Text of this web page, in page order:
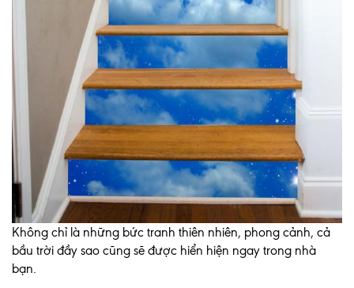
Không chỉ là những bức tranh thiên nhiên, phong cảnh, cả
bầu trời đầy sao cũng sẽ được hiển hiện ngay trong nhà
bạn.